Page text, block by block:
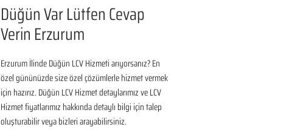
Düğün Var Lütfen Cevap
Verin Erzurum
Erzurum İlinde Düğün LCV Hizmeti arıyorsanız? En
özel gününüzde size özel çözümlerle hizmet vermek
için hazırız. Düğün LCV Hizmet detaylarımız ve LCV
Hizmet fiyatlarımız hakkında detaylı bilgi için talep
oluşturabilir veya bizleri arayabilirsiniz.